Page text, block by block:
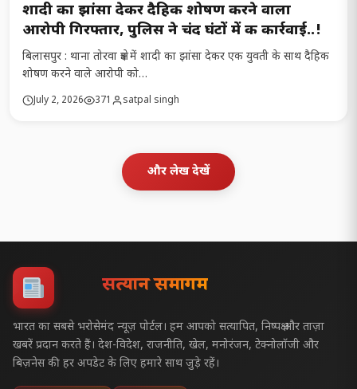
शादी का झांसा देकर दैहिक शोषण करने वाला
आरोपी गिरफ्तार, पुलिस ने चंद घंटों में की कार्रवाई..!
बिलासपुर : थाना तोरवा क्षेत्र में शादी का झांसा देकर एक युवती के साथ दैहिक
शोषण करने वाले आरोपी को…
July 2, 2026 371 satpal singh
और लेख देखें
सत्यज्ञान समागम
भारत का सबसे भरोसेमंद न्यूज़ पोर्टल। हम आपको सत्यापित, निष्पक्ष और ताज़ा
खबरें प्रदान करते हैं। देश-विदेश, राजनीति, खेल, मनोरंजन, टेक्नोलॉजी और
बिज़नेस की हर अपडेट के लिए हमारे साथ जुड़े रहें।